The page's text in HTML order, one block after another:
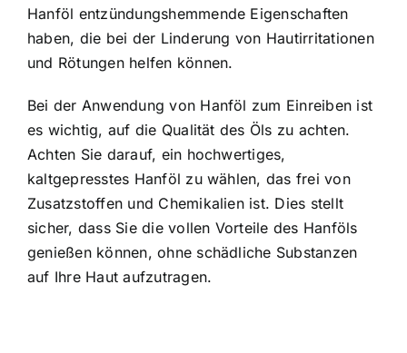
Hanföl entzündungshemmende Eigenschaften
haben, die bei der Linderung von Hautirritationen
und Rötungen helfen können.
Bei der Anwendung von Hanföl zum Einreiben ist
es wichtig, auf die Qualität des Öls zu achten.
Achten Sie darauf, ein hochwertiges,
kaltgepresstes Hanföl zu wählen, das frei von
Zusatzstoffen und Chemikalien ist. Dies stellt
sicher, dass Sie die vollen Vorteile des Hanföls
genießen können, ohne schädliche Substanzen
auf Ihre Haut aufzutragen.